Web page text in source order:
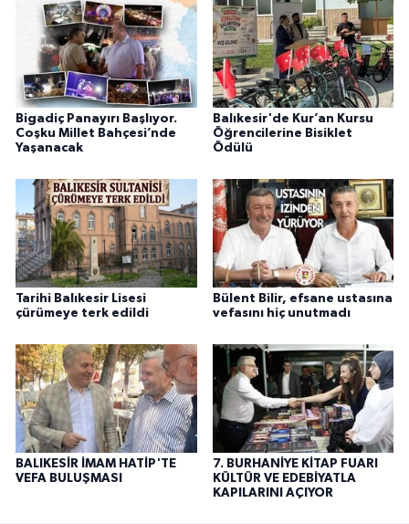
Bigadiç Panayırı Başlıyor.
Coşku Millet Bahçesi’nde
Yaşanacak
Balıkesir'de Kur’an Kursu
Öğrencilerine Bisiklet
Ödülü
Tarihi Balıkesir Lisesi
çürümeye terk edildi
Bülent Bilir, efsane ustasına
vefasını hiç unutmadı
BALIKESİR İMAM HATİP'TE
VEFA BULUŞMASI
7. BURHANİYE KİTAP FUARI
KÜLTÜR VE EDEBİYATLA
KAPILARINI AÇIYOR